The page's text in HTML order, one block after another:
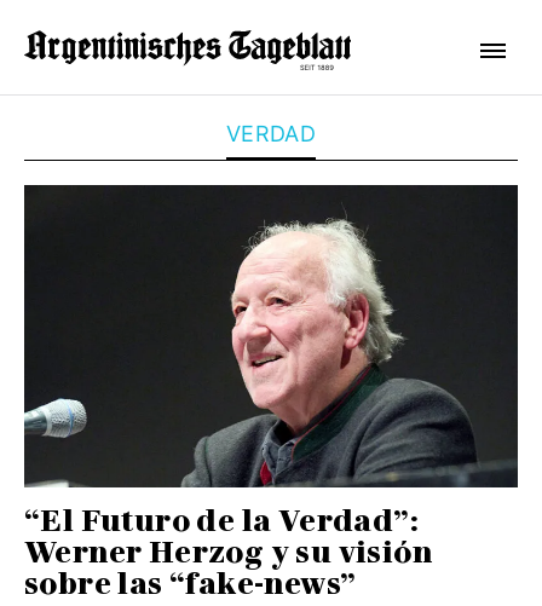
VERDAD
“El Futuro de la Verdad”:
Werner Herzog y su visión
sobre las “fake-news”